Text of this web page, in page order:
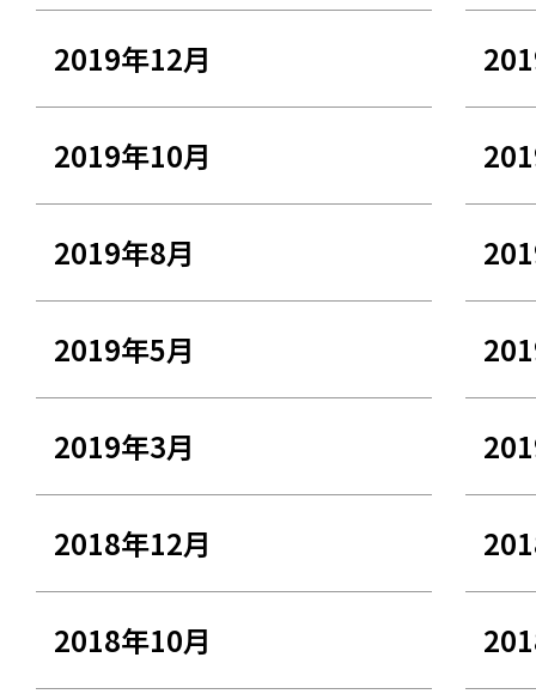
2019年12月
2019年10月
2019年8月
2019年5月
2019年3月
2018年12月
2018年10月